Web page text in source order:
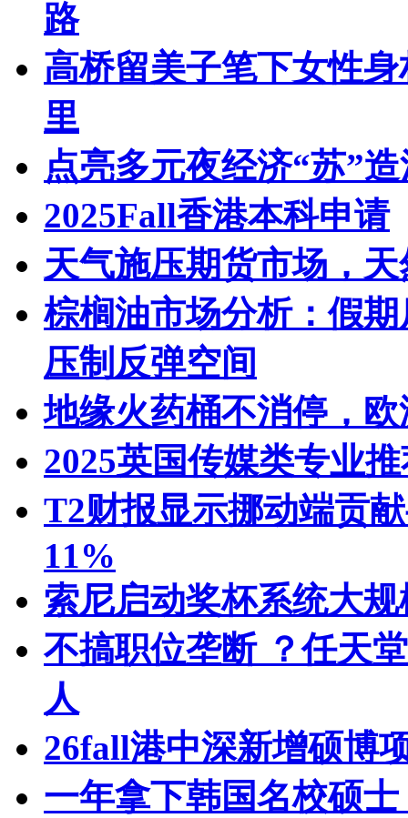
路
高桥留美子笔下女性
里
点亮多元夜经济“苏”
2025Fall香港本科申请
天气施压期货市场，
棕榈油市场分析：假
压制反弹空间
地缘火药桶不消停，
2025英国传媒类专业
T2财报显示挪动端贡
11%
索尼启动奖杯系统大
不搞职位垄断 ？任天
人
26fall港中深新增硕博
一年拿下韩国名校硕